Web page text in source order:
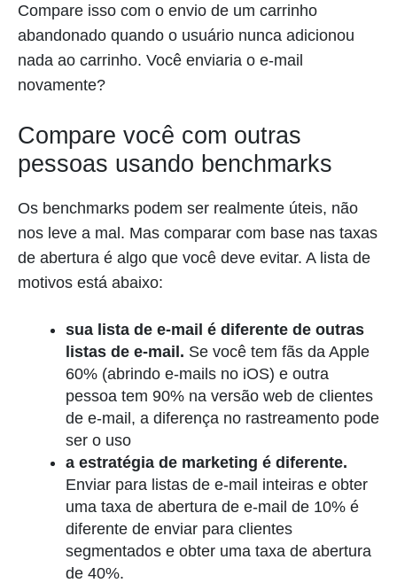
Compare isso com o envio de um carrinho
abandonado quando o usuário nunca adicionou
nada ao carrinho. Você enviaria o e-mail
novamente?
Compare você com outras
pessoas usando benchmarks
Os benchmarks podem ser realmente úteis, não
nos leve a mal. Mas comparar com base nas taxas
de abertura é algo que você deve evitar. A lista de
motivos está abaixo:
sua lista de e-mail é diferente de outras
listas de e-mail. Se você tem fãs da Apple
60% (abrindo e-mails no iOS) e outra
pessoa tem 90% na versão web de clientes
de e-mail, a diferença no rastreamento pode
ser o uso
a estratégia de marketing é diferente.
Enviar para listas de e-mail inteiras e obter
uma taxa de abertura de e-mail de 10% é
diferente de enviar para clientes
segmentados e obter uma taxa de abertura
de 40%.